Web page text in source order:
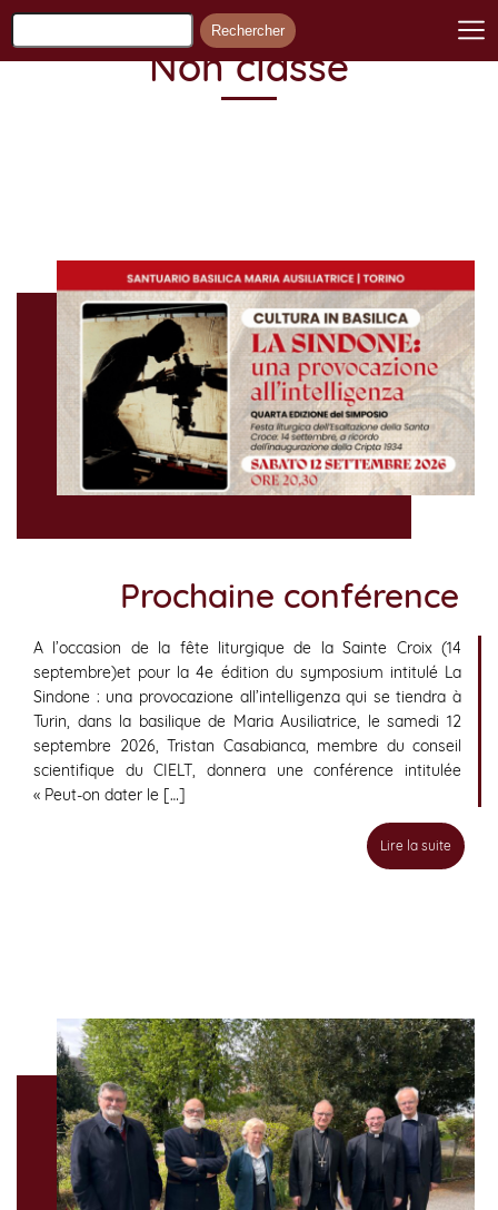
Non classé
Prochaine conférence
A l’occasion de la fête liturgique de la Sainte Croix (14
septembre)et pour la 4e édition du symposium intitulé La
Sindone : una provocazione all’intelligenza qui se tiendra à
Turin, dans la basilique de Maria Ausiliatrice, le samedi 12
septembre 2026, Tristan Casabianca, membre du conseil
scientifique du CIELT, donnera une conférence intitulée
« Peut-on dater le […]
Lire la suite